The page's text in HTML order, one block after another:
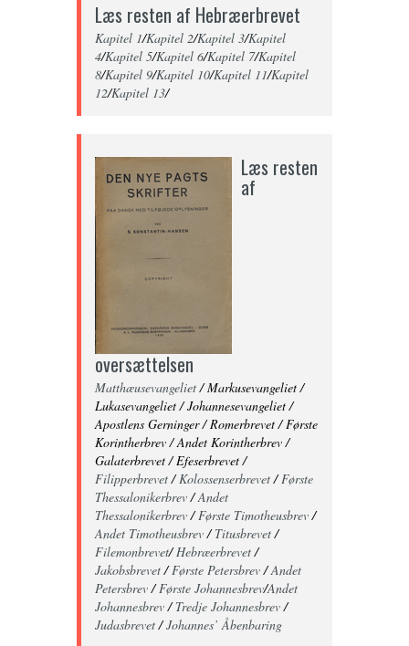
Læs resten af Hebræerbrevet
Kapitel 1/Kapitel 2/Kapitel 3/Kapitel
4/Kapitel 5/Kapitel 6/Kapitel 7/Kapitel
8/Kapitel 9/Kapitel 10/Kapitel 11/Kapitel
12/Kapitel 13/
Læs resten
af
oversættelsen
Matthæusevangeliet/ Markusevangeliet /
Lukasevangeliet / Johannesevangeliet /
Apostlens Gerninger / Romerbrevet / Første
Korintherbrev / Andet Korintherbrev /
Galaterbrevet / Efeserbrevet /
Filipperbrevet/Kolossenserbrevet/Første
Thessalonikerbrev/Andet
Thessalonikerbrev/Første Timotheusbrev/
Andet Timotheusbrev/Titusbrevet/
Filemonbrevet/Hebræerbrevet/
Jakobsbrevet/Første Petersbrev/Andet
Petersbrev/Første Johannesbrev/Andet
Johannesbrev/Tredje Johannesbrev/
Judasbrevet/Johannes’ Åbenbaring